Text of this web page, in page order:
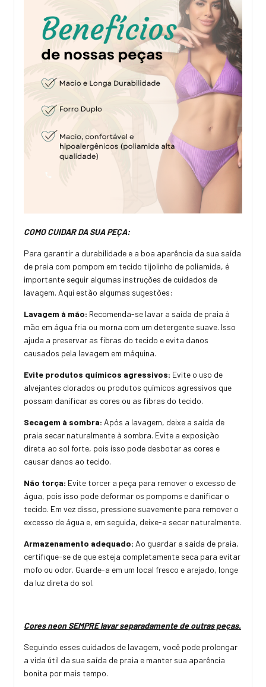
COMO CUIDAR DA SUA PEÇA:
Para garantir a durabilidade e a boa aparência da sua saída
de praia com pompom em tecido tijolinho de poliamida, é
importante seguir algumas instruções de cuidados de
lavagem. Aqui estão algumas sugestões:
Lavagem à mão: Recomenda-se lavar a saída de praia à
mão em água fria ou morna com um detergente suave. Isso
ajuda a preservar as fibras do tecido e evita danos
causados pela lavagem em máquina.
Evite produtos químicos agressivos: Evite o uso de
alvejantes clorados ou produtos químicos agressivos que
possam danificar as cores ou as fibras do tecido.
Secagem à sombra: Após a lavagem, deixe a saída de
praia secar naturalmente à sombra. Evite a exposição
direta ao sol forte, pois isso pode desbotar as cores e
causar danos ao tecido.
Não torça: Evite torcer a peça para remover o excesso de
água, pois isso pode deformar os pompoms e danificar o
tecido. Em vez disso, pressione suavemente para remover o
excesso de água e, em seguida, deixe-a secar naturalmente.
Armazenamento adequado: Ao guardar a saída de praia,
certifique-se de que esteja completamente seca para evitar
mofo ou odor. Guarde-a em um local fresco e arejado, longe
da luz direta do sol.
Cores neon SEMPRE lavar separadamente de outras peças.
Seguindo esses cuidados de lavagem, você pode prolongar
a vida útil da sua saída de praia e manter sua aparência
bonita por mais tempo.